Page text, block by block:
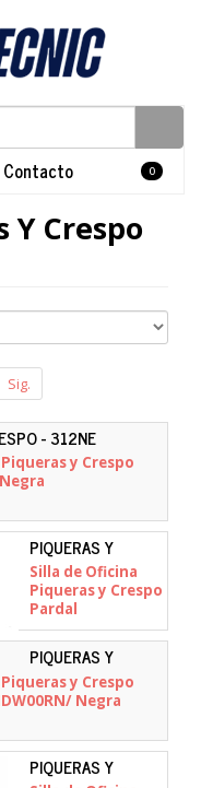
Contacto 0
Crespo
Sig.
- 312NE
y Crespo
PIQUERAS Y
CRESPO -
358GM8403D840CRRN
Silla de Oficina
Piqueras y Crespo
Pardal
358GM8403D840CRRN/
Negra
PIQUERAS Y
CRESPO -
535BNDW00RN
y Crespo
Negra
PIQUERAS Y